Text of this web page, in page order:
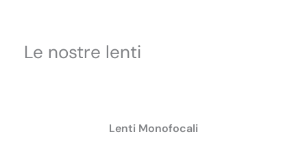
Le nostre lenti
Lenti Monofocali